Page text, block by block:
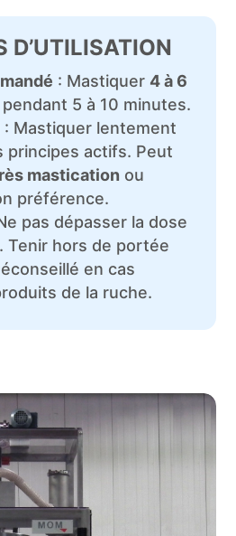
D’UTILISATION
: Mastiquer4 à 6
pendant 5 à 10 minutes.
: Mastiquer lentement
principes actifs. Peut
mastication ou
préférence.
pas dépasser la dose
Tenir hors de portée
en cas
de la ruche.